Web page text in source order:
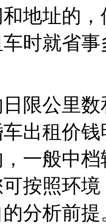
地址的
时就省
公里数
出租价
一般中
按照环
分析前